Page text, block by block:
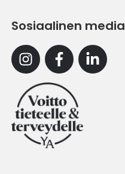
Sosiaalinen media
InstagramFacebookLinkedin